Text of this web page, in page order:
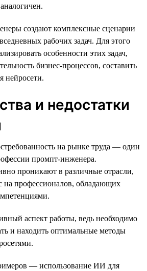
создают комплексные сценарии
рабочих задач. Для этого
особенности этих задач,
бизнес-процессов, составить
нейросети.
и недостатки
на рынке труда — один
промпт-инженера.
проникают в различные отрасли,
на профессионалов, обладающих
аспект работы, ведь необходимо
и находить оптимальные методы
— использование ИИ для